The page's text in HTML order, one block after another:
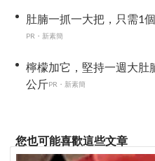
肚腩一抓一大把，只需1
PR・新素簡
檸檬加它，堅持一週大肚
公斤PR・新素簡
您也可能喜歡這些文章